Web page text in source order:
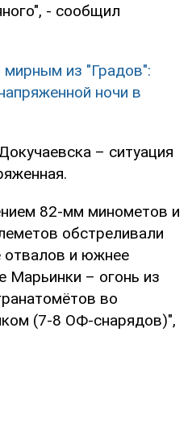
- сообщил
из "Градов":
ночи в
– ситуация
82-мм минометов и
обстреливали
отвалов и южнее
Марьинки – огонь из
во
(7-8 ОФ-снарядов)",